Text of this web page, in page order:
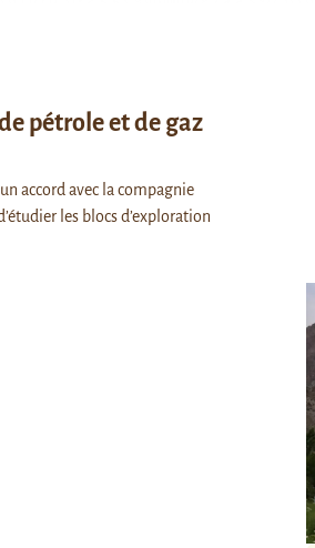
pétrole et de gaz
accord avec la compagnie
les blocs d’exploration